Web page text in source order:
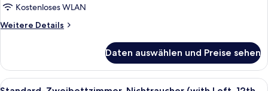
Loft,
12th
Floor)
Kostenloses WLAN
Weitere Details
Weitere
Doppelzimmer,
Nichtraucher
(with
Daten auswählen und Preise sehen
Alle
Ein Hotelzimmer mit zwei Betten,
4